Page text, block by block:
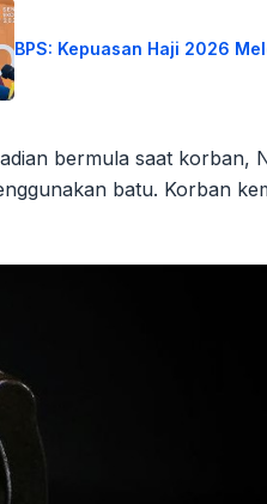
BPS: Kepuasan Haji 2026
bermula saat korban,
batu. Korban